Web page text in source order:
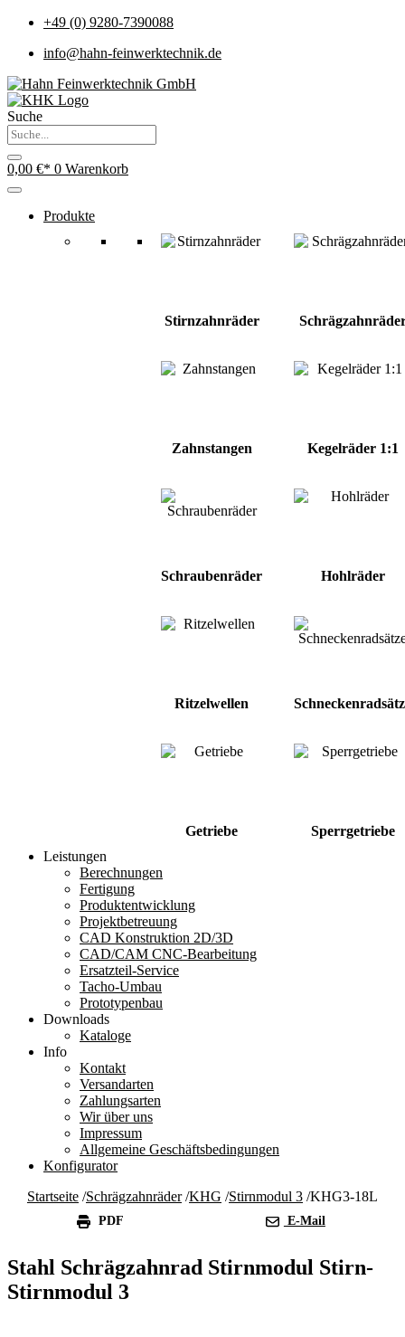
+49 (0) 9280-7390088
info@hahn-feinwerktechnik.de
Suche
0,00 € 0 Warenkorb
Produkte
Stirnzahnräder
Zahnstangen Kegelräder 1:1
Schraubenräder Hohlräder
Ritzelwellen
Getriebe
Sperrgetriebe
Leistungen
Berechnungen
Fertigung
Produktentwicklung
Projektbetreuung
CAD Konstruktion 2D/3D
CAD/CAM CNC-Bearbeitung
Ersatzteil-Service
Tacho-Umbau
Prototypenbau
Downloads
Kataloge
Info
Kontakt
Versandarten
Zahlungsarten
Wir über uns
Impressum
Allgemeine Geschäftsbedingungen
Konfigurator
Startseite /Schrägzahnräder/KHG /Stirnmodul 3 /KHG3-18L
PDF E-Mail
Stahl Schrägzahnrad Stirnmodul Stirn-
Stirnmodul 3